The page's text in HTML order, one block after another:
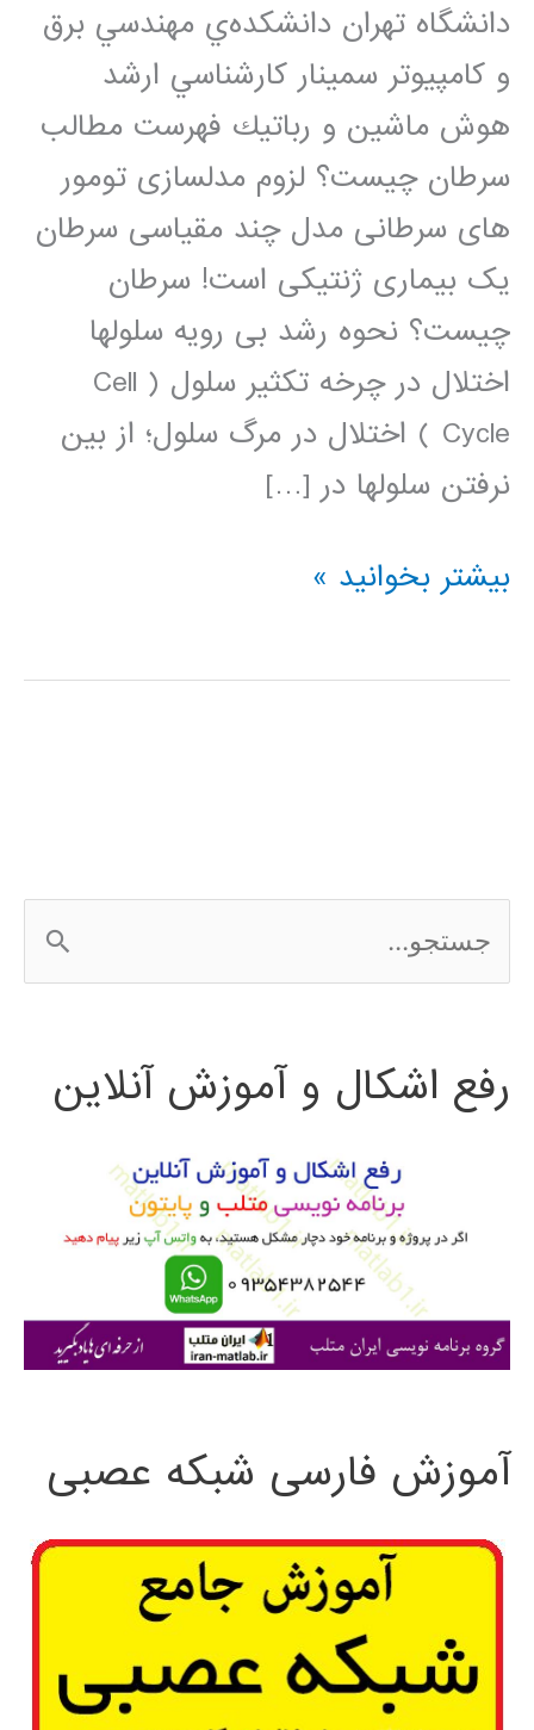
دانشگاه تهران دانشكده‌ي مهندسي برق
و كامپيوتر سمينار كارشناسي ارشد
هوش ماشين و رباتيك فهرست مطالب
سرطان چیست؟ لزوم مدلسازی تومور
های سرطانی مدل چند مقیاسی سرطان
یک بیماری ژنتیکی است! سرطان
چیست؟ نحوه رشد بی رویه سلولها
اختلال در چرخه تکثیر سلول ( Cell
Cycle ) اختلال در مرگ سلول؛ از بین
نرفتن سلولها در […]
روشهای
تومورهای
بیشتر بخوانید »
س
ج
ی
رفع اشکال و آموزش آنلاین
آموزش فارسی شبکه عصبی